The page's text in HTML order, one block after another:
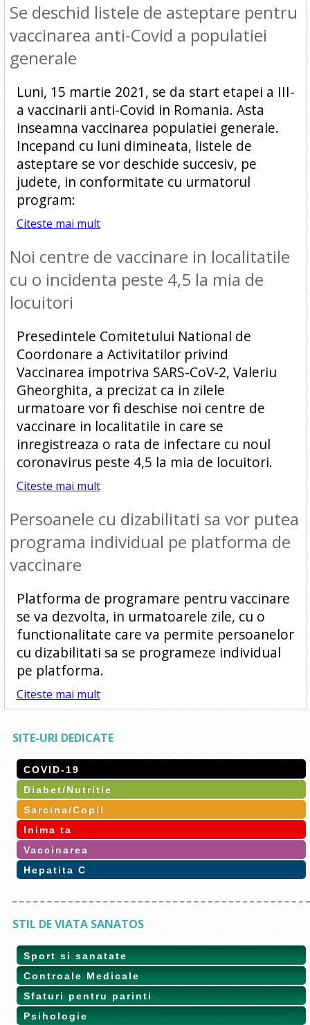
Se deschid listele de asteptare pentru
vaccinarea anti-Covid a populatiei
generale
Luni, 15 martie 2021, se da start etapei a III-
a vaccinarii anti-Covid in Romania. Asta
inseamna vaccinarea populatiei generale.
Incepand cu luni dimineata, listele de
asteptare se vor deschide succesiv, pe
judete, in conformitate cu urmatorul
program:
Citeste mai mult
Noi centre de vaccinare in localitatile
cu o incidenta peste 4,5 la mia de
locuitori
Presedintele Comitetului National de
Coordonare a Activitatilor privind
Vaccinarea impotriva SARS-CoV-2, Valeriu
Gheorghita, a precizat ca in zilele
urmatoare vor fi deschise noi centre de
vaccinare in localitatile in care se
inregistreaza o rata de infectare cu noul
coronavirus peste 4,5 la mia de locuitori.
Citeste mai mult
Persoanele cu dizabilitati sa vor putea
programa individual pe platforma de
vaccinare
Platforma de programare pentru vaccinare
se va dezvolta, in urmatoarele zile, cu o
functionalitate care va permite persoanelor
cu dizabilitati sa se programeze individual
pe platforma.
Citeste mai mult
SITE-URI DEDICATE
COVID-19
Diabet/Nutritie
Sarcina/Copil
Inima ta
Vaccinarea
Hepatita C
STIL DE VIATA SANATOS
Sport si sanatate
Controale Medicale
Sfaturi pentru parinti
Psihologie